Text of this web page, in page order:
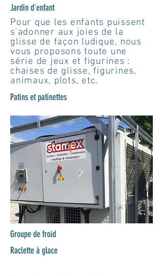
Jardin d'enfant
Pour que les enfants puissent
s'adonner aux joies de la
glisse de façon ludique, nous
vous proposons toute une
série de jeux et figurines :
chaises de glisse, figurines,
animaux, plots, etc.
Patins et patinettes
Groupe de froid
Raclette à glace